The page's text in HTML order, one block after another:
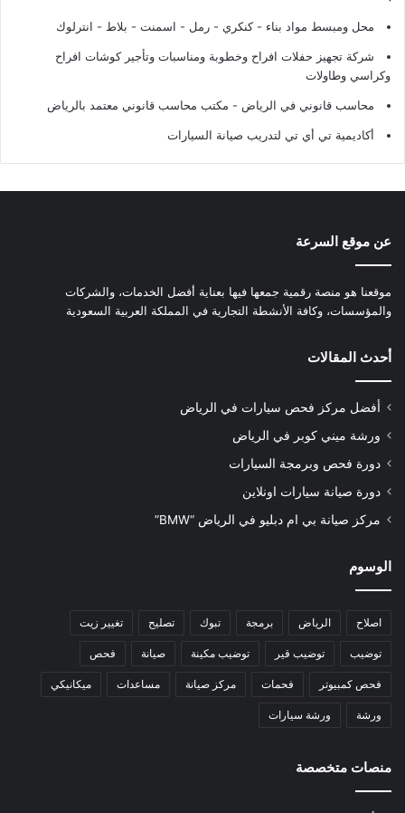
محل ومبسط مواد بناء - كنكري - رمل - اسمنت - بلاط - انترلوك
شركة تجهيز حفلات افراح وخطوبة ومناسبات وتأجير كوشات افراح
وكراسي وطاولات
محاسب قانوني في الرياض - مكتب محاسب قانوني معتمد بالرياض
أكاديمية تي أي تي لتدريب صيانة السيارات
عن موقع السرعة
موقعنا هو منصة رقمية جمعها فيها بعناية أفضل الخدمات، والشركات
والمؤسسات، وكافة الأنشطة التجارية في المملكة العربية السعودية
أحدث المقالات
أفضل مركز فحص سيارات في الرياض
ورشة ميني كوبر في الرياض
دورة فحص وبرمجة السيارات
دورة صيانة سيارات اونلاين
مركز صيانة بي ام دبليو في الرياض “BMW”
الوسوم
اصلاح الرياض برمجة تبوك تصليح تغيير زيت
توضيب توضيب قير توضيب مكينة صيانة فحص
فحص كمبيوتر فحمات مركز صيانة مساعدات ميكانيكي
ورشة ورشة سيارات
منصات متخصصة